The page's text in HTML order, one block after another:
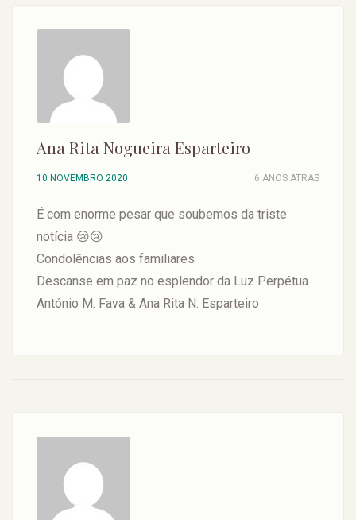
Ana Rita Nogueira Esparteiro
10 NOVEMBRO 2020 6 ANOS ATRAS
É com enorme pesar que soubemos da triste
notícia 😢😢
Condolências aos familiares
Descanse em paz no esplendor da Luz Perpétua
António M. Fava & Ana Rita N. Esparteiro